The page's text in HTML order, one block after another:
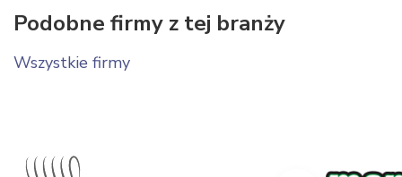
Podobne firmy z tej branży
Wszystkie firmy